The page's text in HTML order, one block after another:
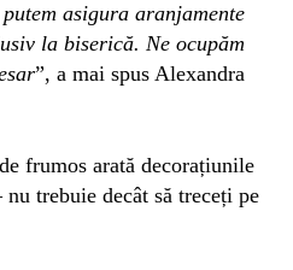
asigura aranjamente
la biserică. Ne ocupăm
”, a mai spus Alexandra
frumos arată decorațiunile
trebuie decât să treceți pe